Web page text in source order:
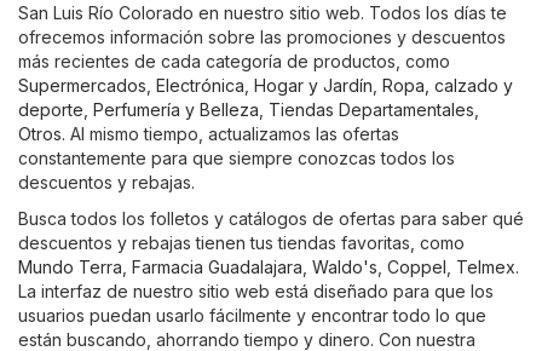
San Luis Río Colorado en nuestro sitio web. Todos los días te
ofrecemos información sobre las promociones y descuentos
más recientes de cada categoría de productos, como
Supermercados Electrónica Hogar y Jardín Ropa, calzado y
deporte Perfumería y Belleza Tiendas Departamentales
Otros. Al mismo tiempo, actualizamos las ofertas
constantemente para que siempre conozcas todos los
descuentos y rebajas.
Busca todos los folletos y catálogos de ofertas para saber qué
descuentos y rebajas tienen tus tiendas favoritas, como
Mundo Terra Farmacia Guadalajara Waldo's Coppel Telmex.
La interfaz de nuestro sitio web está diseñado para que los
usuarios puedan usarlo fácilmente y encontrar todo lo que
están buscando, ahorrando tiempo y dinero. Con nuestra